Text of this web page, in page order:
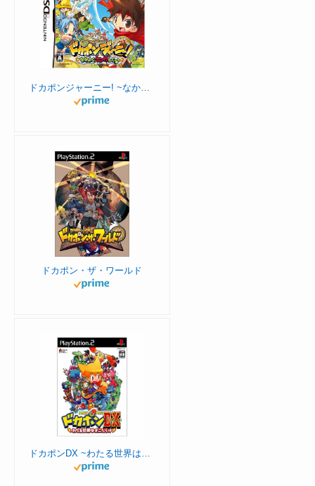
ドカポンジャーニー! ~なかよくケンカしてっ♪~
ドカポン・ザ・ワールド